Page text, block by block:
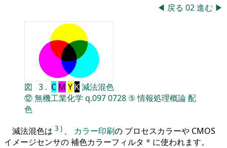
◀ 戻る 02進む ▶
図 3 . C M Y K減法混色
⑫無機工業化学 q.0970728 ⑤情報処理概論配
色
減法混色は 3 ) 、 カラー印刷の プロセスカラーや CMOS
イメージセンサの 補色カラーフィルタ * に使われます。